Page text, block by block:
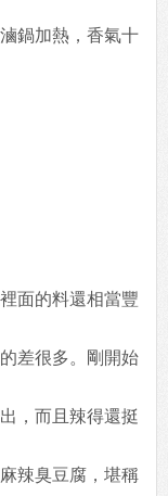
鍋加熱，香氣十
面的料還相當豐
差很多。剛開始
，而且辣得還挺
辣臭豆腐，堪稱